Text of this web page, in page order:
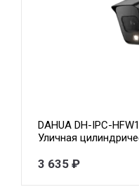
DAHUA DH-IPC-
Уличная
IP67; металл, пластик
3 635 ₽